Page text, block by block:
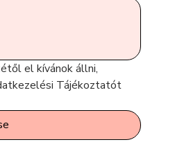
el kívánok állni,
Tájékoztatót